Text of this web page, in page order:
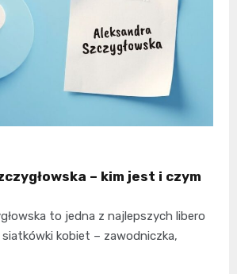
– kim jest i czym
to jedna z najlepszych libero
kobiet – zawodniczka,